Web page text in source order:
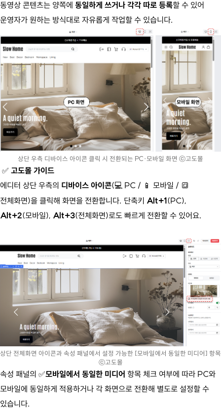
동영상 콘텐츠는 양쪽에 동일하게 쓰거나 각각 따로 등록할 수 있어
운영자가 원하는 방식대로 자유롭게 작업할 수 있습니다.
상단 우측 디바이스 아이콘 클릭 시 전환되는 PC·모바일 화면 ⓒ고도몰
✅ 고도몰 가이드
에디터 상단 우측의 디바이스 아이콘(💻 PC / 📱 모바일 / 🔳
전체화면)을 클릭해 화면을 전환합니다. 단축키 Alt+1(PC),
Alt+2(모바일), Alt+3(전체화면)로도 빠르게 전환할 수 있어요.
상단 전체화면 아이콘과 속성 패널에서 설정 가능한 [모바일에서 동일한 미디어] 항목
ⓒ고도몰
속성 패널의 ✅모바일에서 동일한 미디어 항목 체크 여부에 따라 PC와
모바일에 동일하게 적용하거나 각 화면으로 전환해 별도로 설정할 수
있습니다.